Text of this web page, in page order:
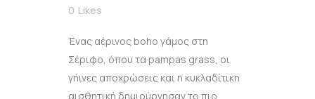
0 Likes
Ένας αέρινος boho γάμος στη
Σέριφο, όπου τα pampas grass, οι
γήινες αποχρώσεις και η κυκλαδίτικη
αισθητική δημιούργησαν το πιο